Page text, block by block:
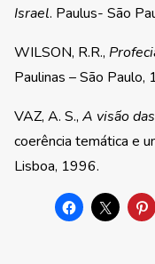
Israel. Paulus- São
WILSON, R.R.,
Paulinas – São Paulo,
VAZ, A. S., A visão
coerência temática e
Lisboa, 1996.